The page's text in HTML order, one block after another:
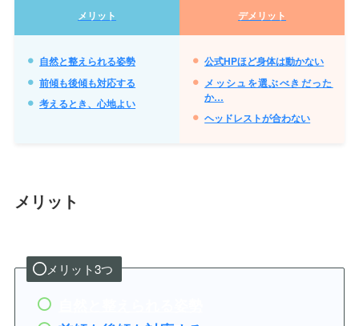
メリット デメリット
自然と整えられる姿勢
前傾も後傾も対応する
考えるとき、心地よい
公式HPほど身体は動かない
メッシュを選ぶべきだった
か…
ヘッドレストが合わない
メリット
メリット3つ